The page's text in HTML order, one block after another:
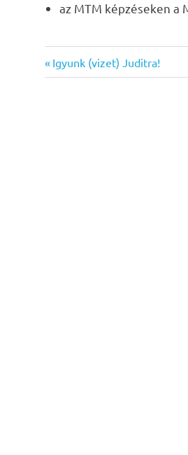
az MTM képzéseken a
mozdulatelemzés
oktatás
Bejegyzés
Previous
Post:
Igyunk (vizet) Juditra!